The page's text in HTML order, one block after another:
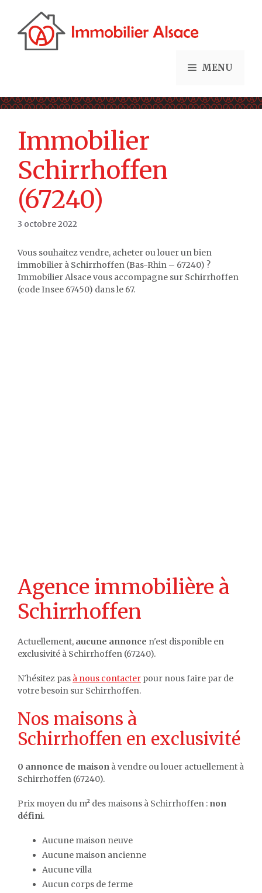
contenu
MENU
Immobilier
Schirrhoffen
(67240)
3 octobre 2022
Vous souhaitez vendre, acheter ou louer un bien
immobilier à Schirrhoffen (Bas-Rhin – 67240) ?
Immobilier Alsace vous accompagne sur Schirrhoffen
(code Insee 67450) dans le 67.
Agence immobilière à
Schirrhoffen
Actuellement, aucune annonce n'est disponible en
exclusivité à Schirrhoffen (67240).
N'hésitez pas à nous contacter pour nous faire par de
votre besoin sur Schirrhoffen.
Nos maisons à
Schirrhoffen en exclusivité
0 annonce de maison à vendre ou louer actuellement à
Schirrhoffen (67240).
Prix moyen du m² des maisons à Schirrhoffen : non
défini.
Aucune maison neuve
Aucune maison ancienne
Aucune villa
Aucun corps de ferme